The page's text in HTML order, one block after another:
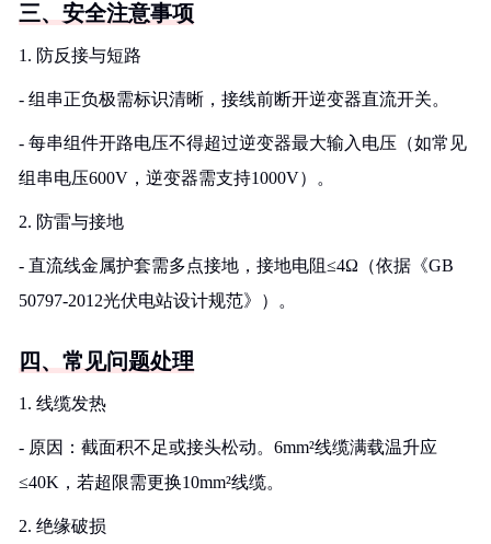
三、安全注意事项
1. 防反接与短路
- 组串正负极需标识清晰，接线前断开逆变器直流开关。
- 每串组件开路电压不得超过逆变器最大输入电压（如常见
组串电压600V，逆变器需支持1000V）。
2. 防雷与接地
- 直流线金属护套需多点接地，接地电阻≤4Ω（依据《GB
50797-2012光伏电站设计规范》）。
四、常见问题处理
1. 线缆发热
- 原因：截面积不足或接头松动。6mm²线缆满载温升应
≤40K，若超限需更换10mm²线缆。
2. 绝缘破损